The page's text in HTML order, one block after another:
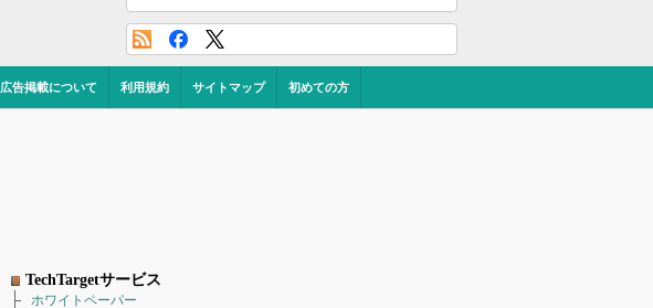
広告掲載について 利用規約 サイトマップ 初めての方
TechTargetサービス
ホワイトペーパー